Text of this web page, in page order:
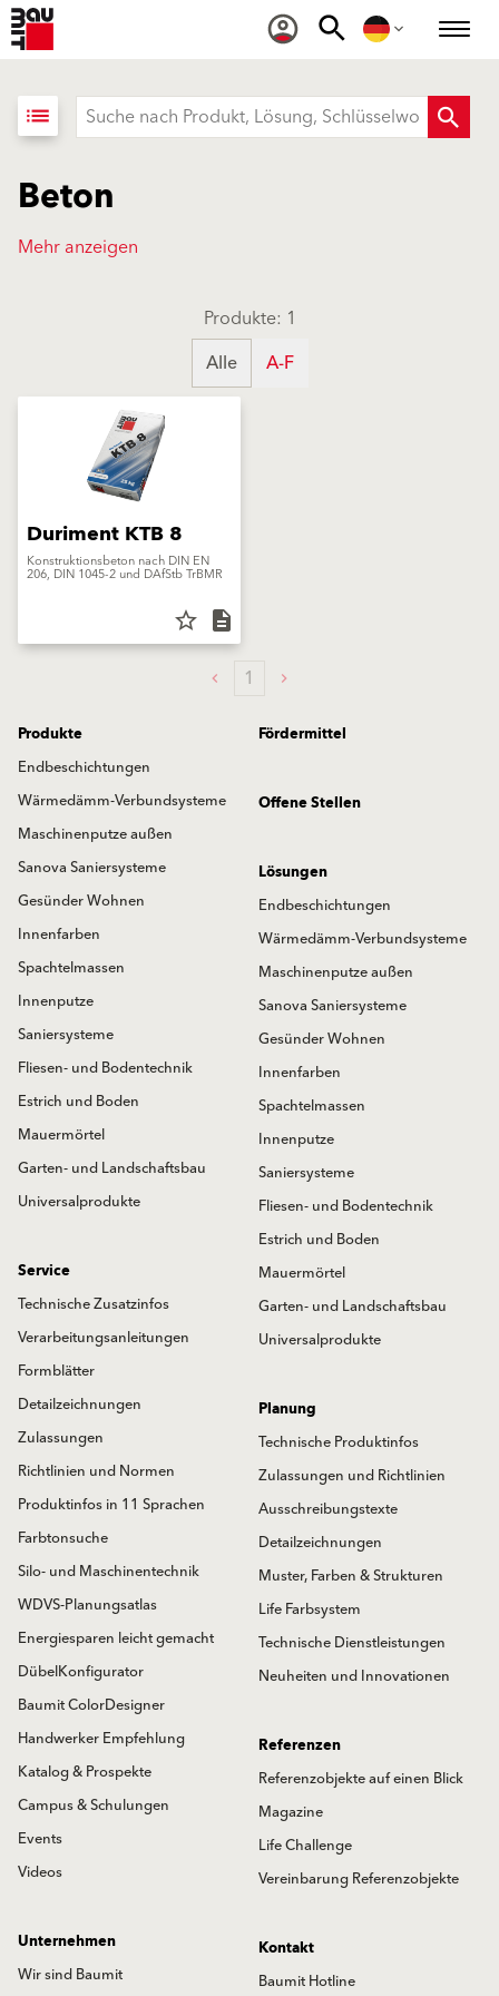
list
Beton
Mehr anzeigen
Produkte: 1
Alle
A-F
Duriment KTB 8
Konstruktionsbeton nach DIN EN
206, DIN 1045-2 und DAfStb TrBMR
star_border description
1
Produkte
Endbeschichtungen
Wärmedämm-Verbundsysteme
Maschinenputze außen
Sanova Saniersysteme
Gesünder Wohnen
Innenfarben
Spachtelmassen
Innenputze
Saniersysteme
Fliesen- und Bodentechnik
Estrich und Boden
Mauermörtel
Garten- und Landschaftsbau
Universalprodukte
Fördermittel
Offene Stellen
Lösungen
Endbeschichtungen
Wärmedämm-Verbundsysteme
Maschinenputze außen
Sanova Saniersysteme
Gesünder Wohnen
Innenfarben
Spachtelmassen
Innenputze
Saniersysteme
Fliesen- und Bodentechnik
Estrich und Boden
Mauermörtel
Garten- und Landschaftsbau
Universalprodukte
Service
Technische Zusatzinfos
Verarbeitungsanleitungen
Formblätter
Detailzeichnungen
Zulassungen
Richtlinien und Normen
Produktinfos in 11 Sprachen
Farbtonsuche
Silo- und Maschinentechnik
WDVS-Planungsatlas
Energiesparen leicht gemacht
DübelKonfigurator
Baumit ColorDesigner
Handwerker Empfehlung
Katalog & Prospekte
Campus & Schulungen
Events
Videos
Planung
Technische Produktinfos
Zulassungen und Richtlinien
Ausschreibungstexte
Detailzeichnungen
Muster, Farben & Strukturen
Life Farbsystem
Technische Dienstleistungen
Neuheiten und Innovationen
Referenzen
Referenzobjekte auf einen Blick
Magazine
Life Challenge
Vereinbarung Referenzobjekte
Unternehmen
Wir sind Baumit
Kontakt
Baumit Hotline